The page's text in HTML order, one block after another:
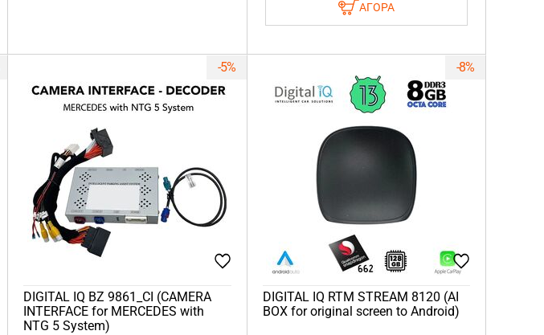
ΑΓΟΡΑ
-5%
DIGITAL IQ BZ 9861_CI (CAMERA
INTERFACE for MERCEDES with
NTG 5 System)
-8%
DIGITAL IQ RTM STREAM 8120 (AI
BOX for original screen to Android)